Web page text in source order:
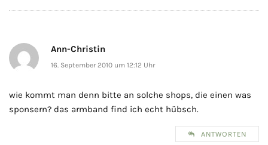
Ann-Christin
16. September 2010 um 12:12 Uhr
wie kommt man denn bitte an solche shops, die einen was
sponsern? das armband find ich echt hübsch.
ANTWORTEN